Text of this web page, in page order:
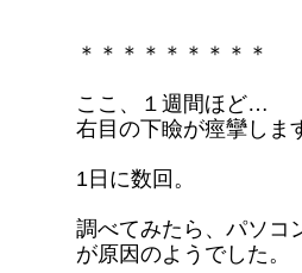
＊＊＊＊＊＊＊＊＊
ここ、１週間ほど…
右目の下瞼が痙攣しま
1日に数回。
調べてみたら、パソコ
が原因のようでした。